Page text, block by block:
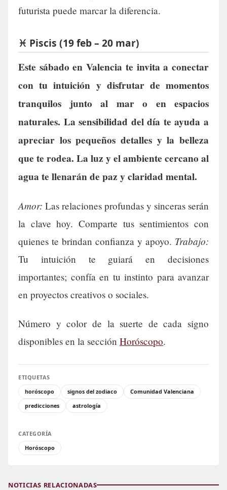
futurista puede marcar la diferencia.
♓ Piscis (19 feb – 20 mar)
Este sábado en Valencia te invita a conectar
con tu intuición y disfrutar de momentos
tranquilos junto al mar o en espacios
naturales. La sensibilidad del día te ayuda a
apreciar los pequeños detalles y la belleza
que te rodea. La luz y el ambiente cercano al
agua te llenarán de paz y claridad mental.
Amor: Las relaciones profundas y sinceras serán
la clave hoy. Comparte tus sentimientos con
quienes te brindan confianza y apoyo. Trabajo:
Tu intuición te guiará en decisiones
importantes; confía en tu instinto para avanzar
en proyectos creativos o sociales.
Número y color de la suerte de cada signo
disponibles en la sección Horóscopo.
ETIQUETAS
horóscopo
signos del zodiaco
Comunidad Valenciana
predicciones
astrología
CATEGORÍA
Horóscopo
NOTICIAS RELACIONADAS